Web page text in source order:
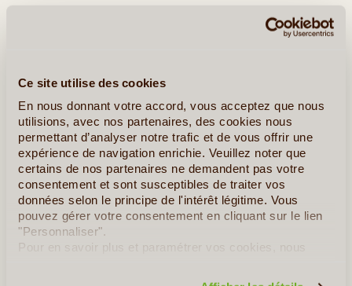
Ce site utilise des cookies
En nous donnant votre accord, vous acceptez que nous
utilisions, avec nos partenaires, des cookies nous
permettant d’analyser notre trafic et de vous offrir une
expérience de navigation enrichie. Veuillez noter que
certains de nos partenaires ne demandent pas votre
consentement et sont susceptibles de traiter vos
données selon le principe de l'intérêt légitime. Vous
pouvez gérer votre consentement en cliquant sur le lien
"Personnaliser".
Pour en savoir plus et paramétrer vos cookies, nous
Quelques Idées de Voyages aux Emirats